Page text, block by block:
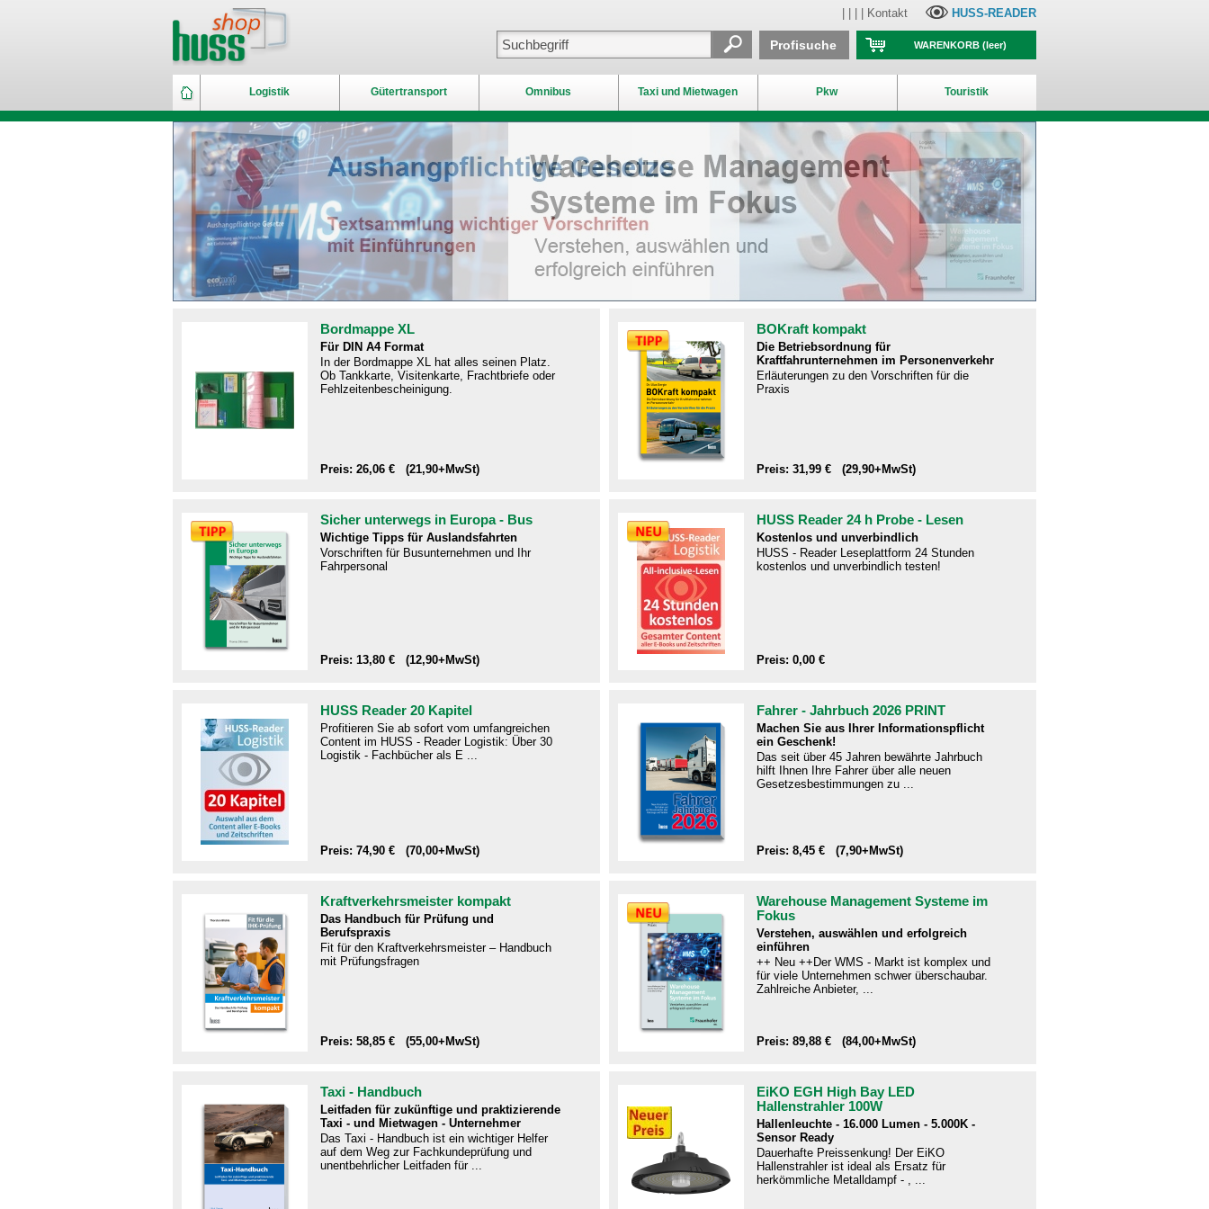
Logistik Gütertransport Omnibus Taxi und Mietwagen Pkw Touristik
Kontakt HUSS-READER
WARENKORB(leer)
Profisuche
Bordmappe XL
Für DIN A4 Format
In der Bordmappe XL hat alles seinen Platz.
Ob Tankkarte, Visitenkarte, Frachtbriefe oder
Fehlzeitenbescheinigung.
Preis: 26,06 € (21,90+MwSt)
BOKraft kompakt
Die Betriebsordnung für
Kraftfahrunternehmen im Personenverkehr
Erläuterungen zu den Vorschriften für die
Praxis​
Preis: 31,99 € (29,90+MwSt)
Sicher unterwegs in Europa - Bus
Wichtige Tipps für Auslandsfahrten
Vorschriften für Busunternehmen und Ihr
Fahrpersonal
Preis: 13,80 € (12,90+MwSt)
HUSS Reader 24 h Probe - Lesen
Kostenlos und unverbindlich
HUSS - Reader Leseplattform 24 Stunden
kostenlos und unverbindlich testen!
Preis: 0,00 €
HUSS Reader 20 Kapitel
Profitieren Sie ab sofort vom umfangreichen
Content im HUSS - Reader Logistik: Über 30
Logistik - Fachbücher als E ...
Preis: 74,90 € (70,00+MwSt)
Fahrer - Jahrbuch 2026 PRINT
Machen Sie aus Ihrer Informationspflicht
ein Geschenk!
Das seit über 45 Jahren bewährte Jahrbuch
hilft Ihnen Ihre Fahrer über alle neuen
Gesetzesbestimmungen zu ...
Preis: 8,45 € (7,90+MwSt)
Kraftverkehrsmeister kompakt
Das Handbuch für Prüfung und
Berufspraxis
Fit für den Kraftverkehrsmeister – Handbuch
mit Prüfungsfragen​
Preis: 58,85 € (55,00+MwSt)
Warehouse Management Systeme im
Fokus
Verstehen, auswählen und erfolgreich
einführen
++ Neu ++Der WMS - Markt ist komplex und
für viele Unternehmen schwer überschaubar.
Zahlreiche Anbieter, ...
Preis: 89,88 € (84,00+MwSt)
Taxi - Handbuch
Leitfaden für zukünftige und praktizierende
Taxi - und Mietwagen - Unternehmer
Das Taxi - Handbuch ist ein wichtiger Helfer
auf dem Weg zur Fachkundeprüfung und
unentbehrlicher Leitfaden für ...
EiKO EGH High Bay LED
Hallenstrahler 100W
Hallenleuchte - 16.000 Lumen - 5.000K -
Sensor Ready
Dauerhafte Preissenkung! Der EiKO
Hallenstrahler ist ideal als Ersatz für
herkömmliche Metalldampf - , ...